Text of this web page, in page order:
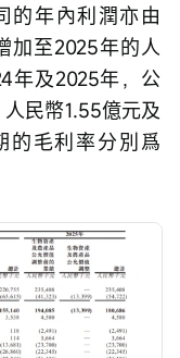
的年內利潤亦由
加至2025年的人
年及2025年，公
民幣1.55億元及
的毛利率分別爲